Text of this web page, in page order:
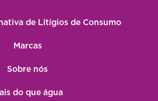
de Litígios de Consumo
Marcas
Sobre nós
do que água